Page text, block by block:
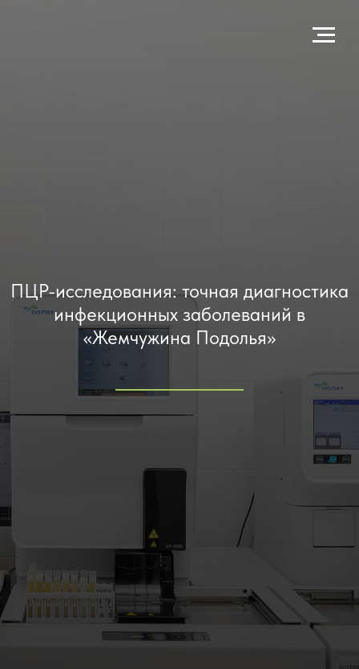
ПЦР-исследования: точная диагностика
инфекционных заболеваний в
«Жемчужина Подолья»